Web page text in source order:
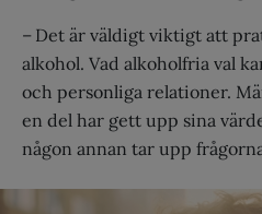
– Det är väldigt viktigt att
alkohol. Vad alkoholfria val
och personliga relationer.
en del har gett upp sina
någon annan tar upp